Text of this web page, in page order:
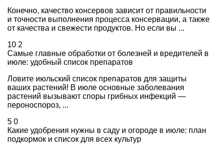
Конечно, качество консервов зависит от правильности
и точности выполнения процесса консервации, а также
от качества и свежести продуктов. Но если вы ...
10 2
Самые главные обработки от болезней и вредителей в
июле: удобный список препаратов
Ловите июльский список препаратов для защиты
ваших растений! В июле основные заболевания
растений вызывают споры грибных инфекций —
пероноспороз, ...
5 0
Какие удобрения нужны в саду и огороде в июле: план
подкормок и список для всех культур